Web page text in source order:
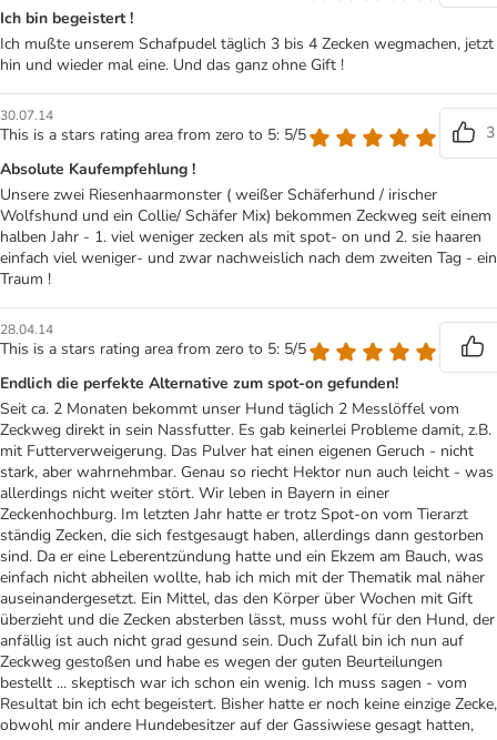
Ich bin begeistert !
Ich mußte unserem Schafpudel täglich 3 bis 4 Zecken wegmachen, jetzt
hin und wieder mal eine. Und das ganz ohne Gift !
30.07.14
This is a stars rating area from zero to 5: 5/5
3
Absolute Kaufempfehlung !
Unsere zwei Riesenhaarmonster ( weißer Schäferhund / irischer
Wolfshund und ein Collie/ Schäfer Mix) bekommen Zeckweg seit einem
halben Jahr - 1. viel weniger zecken als mit spot- on und 2. sie haaren
einfach viel weniger- und zwar nachweislich nach dem zweiten Tag - ein
Traum !
28.04.14
This is a stars rating area from zero to 5: 5/5
Endlich die perfekte Alternative zum spot-on gefunden!
Seit ca. 2 Monaten bekommt unser Hund täglich 2 Messlöffel vom
Zeckweg direkt in sein Nassfutter. Es gab keinerlei Probleme damit, z.B.
mit Futterverweigerung. Das Pulver hat einen eigenen Geruch - nicht
stark, aber wahrnehmbar. Genau so riecht Hektor nun auch leicht - was
allerdings nicht weiter stört. Wir leben in Bayern in einer
Zeckenhochburg. Im letzten Jahr hatte er trotz Spot-on vom Tierarzt
ständig Zecken, die sich festgesaugt haben, allerdings dann gestorben
sind. Da er eine Leberentzündung hatte und ein Ekzem am Bauch, was
einfach nicht abheilen wollte, hab ich mich mit der Thematik mal näher
auseinandergesetzt. Ein Mittel, das den Körper über Wochen mit Gift
überzieht und die Zecken absterben lässt, muss wohl für den Hund, der
anfällig ist auch nicht grad gesund sein. Duch Zufall bin ich nun auf
Zeckweg gestoßen und habe es wegen der guten Beurteilungen
bestellt ... skeptisch war ich schon ein wenig. Ich muss sagen - vom
Resultat bin ich echt begeistert. Bisher hatte er noch keine einzige Zecke,
obwohl mir andere Hundebesitzer auf der Gassiwiese gesagt hatten,